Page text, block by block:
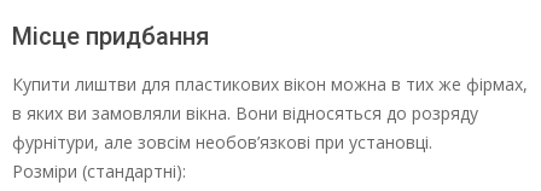
Місце придбання
Купити лиштви для пластикових вікон можна в тих же фірмах,
в яких ви замовляли вікна. Вони відносяться до розряду
фурнітури, але зовсім необов’язкові при установці.
Розміри (стандартні):